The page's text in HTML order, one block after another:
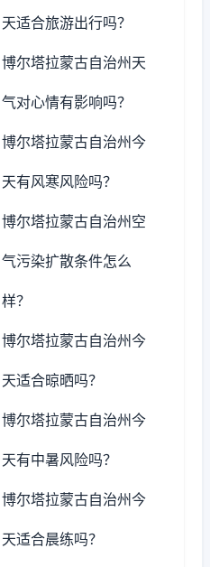
天适合旅游出行吗？
博尔塔拉蒙古自治州天
气对心情有影响吗？
博尔塔拉蒙古自治州今
天有风寒风险吗？
博尔塔拉蒙古自治州空
气污染扩散条件怎么
样？
博尔塔拉蒙古自治州今
天适合晾晒吗？
博尔塔拉蒙古自治州今
天有中暑风险吗？
博尔塔拉蒙古自治州今
天适合晨练吗？